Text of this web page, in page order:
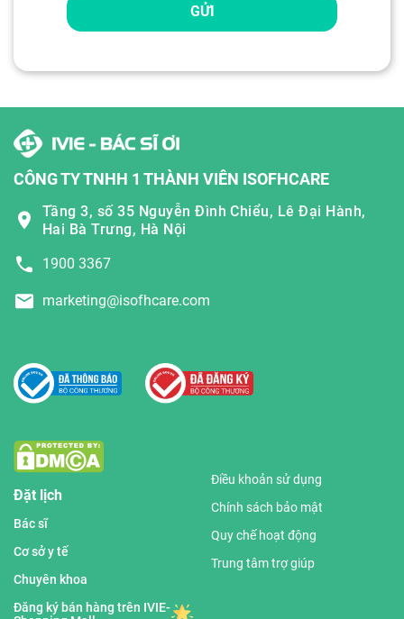
GỬI
CÔNG TY TNHH 1 THÀNH VIÊN ISOFHCARE
Tầng 3, số 35 Nguyễn Đình Chiểu, Lê Đại Hành,
Hai Bà Trưng, Hà Nội
1900 3367
marketing@isofhcare.com
Đặt lịch
Bác sĩ
Cơ sở y tế
Chuyên khoa
Đăng ký bán hàng trên IVIE-
Điều khoản sử dụng
Chính sách bảo mật
Quy chế hoạt động
Trung tâm trợ giúp